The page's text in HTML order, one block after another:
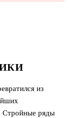
из
Стройные ряды